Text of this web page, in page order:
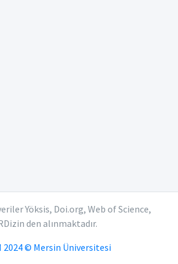
Yöksis, Doi.org, Web of Science,
den alınmaktadır.
2024 © Mersin Üniversitesi